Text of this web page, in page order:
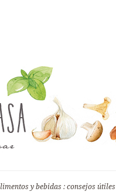
y bebidas : consejos útiles